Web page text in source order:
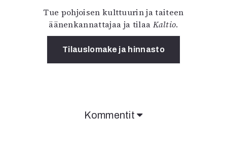
Tue pohjoisen kulttuurin ja taiteen
äänenkannattajaa ja tilaa Kaltio.
Tilauslomake ja hinnasto
Kommentit